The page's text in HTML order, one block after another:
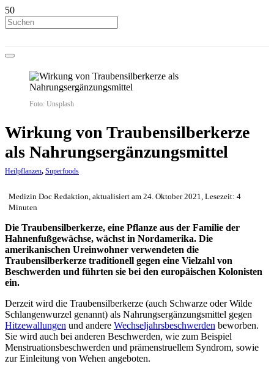
Foto: Unsplash
Wirkung von Traubensilberkerze
als Nahrungsergänzungsmittel
Heilpflanzen, Superfoods
Medizin Doc Redaktion, aktualisiert am 24. Oktober 2021, Lesezeit: 4
Minuten
Die Traubensilberkerze, eine Pflanze aus der Familie der
Hahnenfußgewächse, wächst in Nordamerika. Die
amerikanischen Ureinwohner verwendeten die
Traubensilberkerze traditionell gegen eine Vielzahl von
Beschwerden und führten sie bei den europäischen Kolonisten
ein.
Derzeit wird die Traubensilberkerze (auch Schwarze oder Wilde
Schlangenwurzel genannt) als Nahrungsergänzungsmittel gegen
Hitzewallungen und andere Wechseljahrsbeschwerden beworben.
Sie wird auch bei anderen Beschwerden, wie zum Beispiel
Menstruationsbeschwerden und prämenstruellem Syndrom, sowie
zur Einleitung von Wehen angeboten.